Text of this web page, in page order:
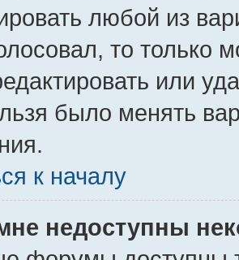
любой из
то только
или
было менять
к началу
недоступны